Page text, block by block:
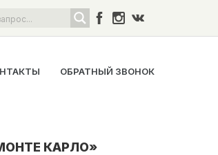
ОБРАТНЫЙ ЗВОНОК
КАРЛО»